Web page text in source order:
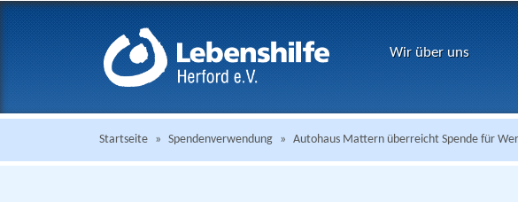
Wir über uns
Startseite » Spendenverwendung » Autohaus Mattern überreicht Spende für